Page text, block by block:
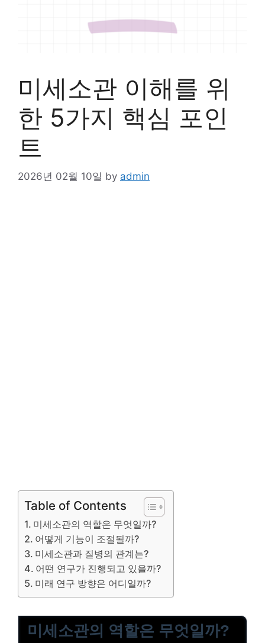
미세소관 이해를 위
한 5가지 핵심 포인
트
2026년 02월 10일 by admin
Table of Contents
미세소관의 역할은 무엇일까?
어떻게 기능이 조절될까?
미세소관과 질병의 관계는?
어떤 연구가 진행되고 있을까?
미래 연구 방향은 어디일까?
미세소관의 역할은 무엇일까?